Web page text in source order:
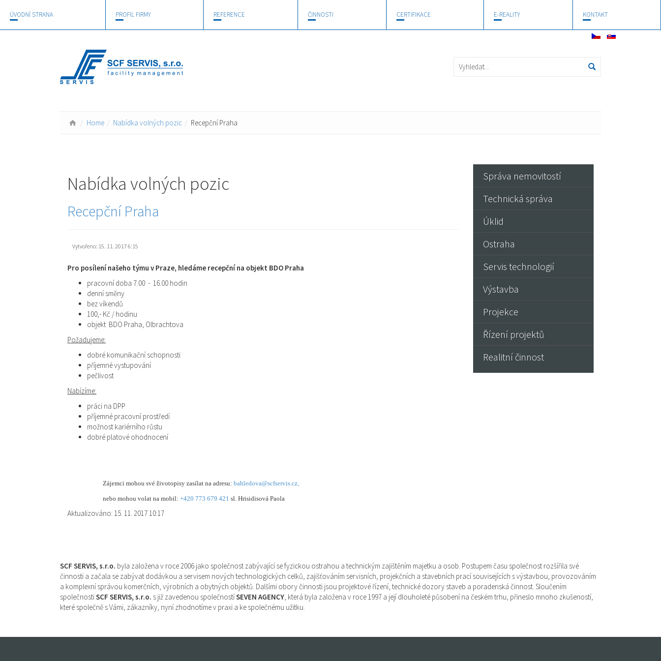
ÚVODNÍ STRANA PROFIL FIRMY REFERENCE ČINNOSTI CERTIFIKACE E-REALITY KONTAKT
Home Nabídka volných pozic Recepční Praha
Nabídka volných pozic
Recepční Praha
Vytvořeno: 15. 11. 2017 6:15
Pro posílení našeho týmu v Praze, hledáme recepční na objekt BDO Praha
pracovní doba 7.00 - 16.00 hodin
denní směny
bez víkendů
100,- Kč / hodinu
objekt BDO Praha, Olbrachtova
Požadujeme:
dobré komunikační schopnosti
příjemné vystupování
pečlivost
Nabízíme:
práci na DPP
příjemné pracovní prostředí
možnost kariérního růstu
dobré platové ohodnocení
Zájemci mohou své životopisy zasílat na adresu: bahledova@scfservis.cz,
nebo mohou volat na mobil: +420 773 679 421 sl. Hrisidisová Paola
Aktualizováno: 15. 11. 2017 10:17
Správa nemovitostí
Technická správa
Úklid
Ostraha
Servis technologií
Výstavba
Projekce
Řízení projektů
Realitní činnost
SCF SERVIS, s.r.o. byla založena v roce 2006 jako společnost zabývající se fyzickou ostrahou a technickým zajištěním majetku a osob. Postupem času společnost rozšířila své
činnosti a začala se zabývat dodávkou a servisem nových technologických celků, zajišťováním servisních, projekčních a stavebních prací souvisejících s výstavbou, provozováním
a komplexní správou komerčních, výrobních a obytných objektů. Dalšími obory činnosti jsou projektové řízení, technické dozory staveb a poradenská činnost. Sloučením
společnostiSCF SERVIS, s.r.o. s již zavedenou společnostíSEVEN AGENCY, která byla založena v roce 1997 a její dlouholeté působení na českém trhu, přineslo mnoho zkušeností,
které společně s Vámi, zákazníky, nyní zhodnotíme v praxi a ke společnému užitku.